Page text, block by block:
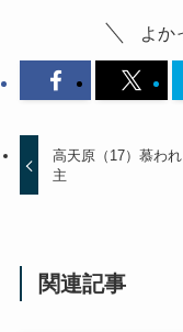
よか
高天原（17）慕わ
主
関連記事